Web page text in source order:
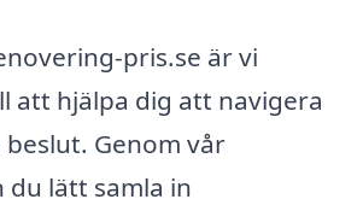
pris.se är vi
att hjälpa dig att navigera
Genom vår
lätt samla in